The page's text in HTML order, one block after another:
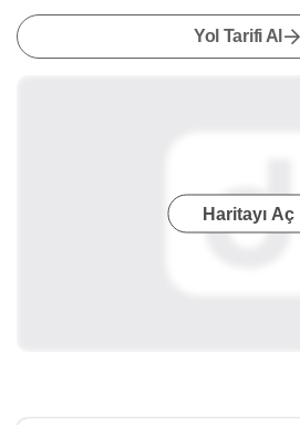
Yol Tarifi Al
Haritayı Aç